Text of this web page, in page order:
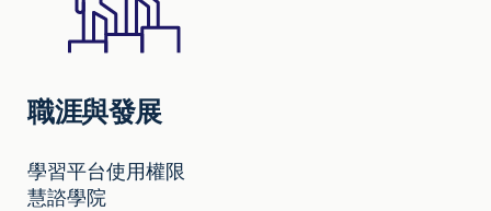
職涯與發展
學習平台使用權限
慧諮學院